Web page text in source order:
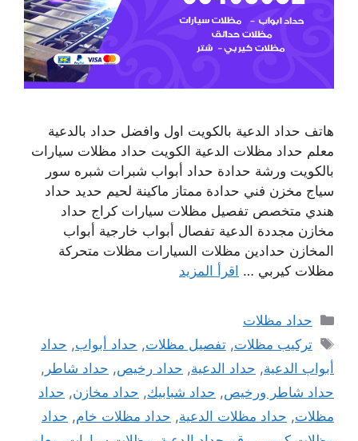
هاتف حداد الدعية بالكويت اول وافضل حداد بالدعية
معلم حداد مظلات الدعية الكويت حداد مظلات سيارات
بالكويت ورشة حدادة حداد أبواب شبرات شبره سور
سياج مخزن فني حدادة ممتاز ماكينة لحيم حديد حداد
هندي متخصص تفصيل مظلات سيارات كراج حداد
مخازن مجددة الدعية تفصال أبواب خارجية أبواب
المخازن حدادين مظلات السيارات مظلات متحركة
مظلات كيربي … اقرأ المزيد
التصنيفات
حداد مظلات
الوسوم
تركيب مظلات,تفصيل مظلات, حداد أبواب, حداد
أبواب الدعية, حداد الدعية, حداد رخيص, حداد شاطر ,
حداد شاطر ورخيص, حداد شبابيك, حداد مخازن, حداد
مظلات, حداد مظلات الدعية, حداد مظلات خام, حداد